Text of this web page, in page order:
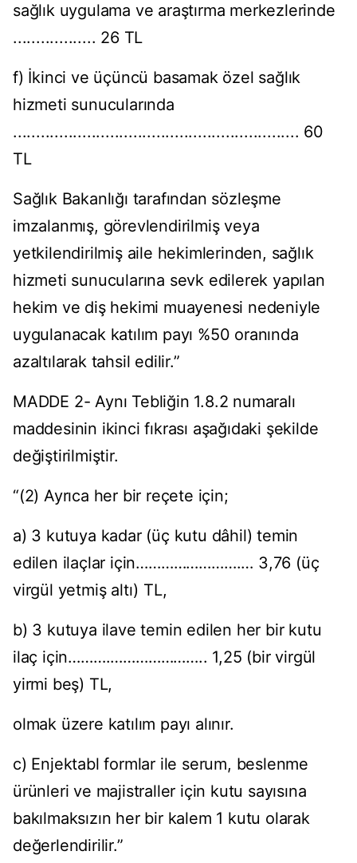
sağlık uygulama ve araştırma merkezlerinde
.................. 26 TL
f) İkinci ve üçüncü basamak özel sağlık
hizmeti sunucularında
.............................................................. 60
TL
Sağlık Bakanlığı tarafından sözleşme
imzalanmış, görevlendirilmiş veya
yetkilendirilmiş aile hekimlerinden, sağlık
hizmeti sunucularına sevk edilerek yapılan
hekim ve diş hekimi muayenesi nedeniyle
uygulanacak katılım payı %50 oranında
azaltılarak tahsil edilir.”
MADDE 2- Aynı Tebliğin 1.8.2 numaralı
maddesinin ikinci fıkrası aşağıdaki şekilde
değiştirilmiştir.
“(2) Ayrıca her bir reçete için;
a) 3 kutuya kadar (üç kutu dâhil) temin
edilen ilaçlar için…………………….… 3,76 (üç
virgül yetmiş altı) TL,
b) 3 kutuya ilave temin edilen her bir kutu
ilaç için……….………………….. 1,25 (bir virgül
yirmi beş) TL,
olmak üzere katılım payı alınır.
c) Enjektabl formlar ile serum, beslenme
ürünleri ve majistraller için kutu sayısına
bakılmaksızın her bir kalem 1 kutu olarak
değerlendirilir.”